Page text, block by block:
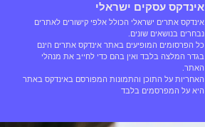
אינדקס עסקים ישראלי
אינדקס אתרים ישראלי הכולל אלפי קישורים לאתרים
נבחרים בנושאים שונים.
כל הפרסומים המופיעים באתר אינדקס אתרים הינם
בגדר המלצה בלבד ואין בהם כדי לחייב את מנהלי
האתר.
האחריות על התוכן והתמונות המפורסם באינדקס באתר
היא על המפרסמים בלבד